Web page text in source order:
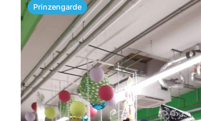
Prinzengarde